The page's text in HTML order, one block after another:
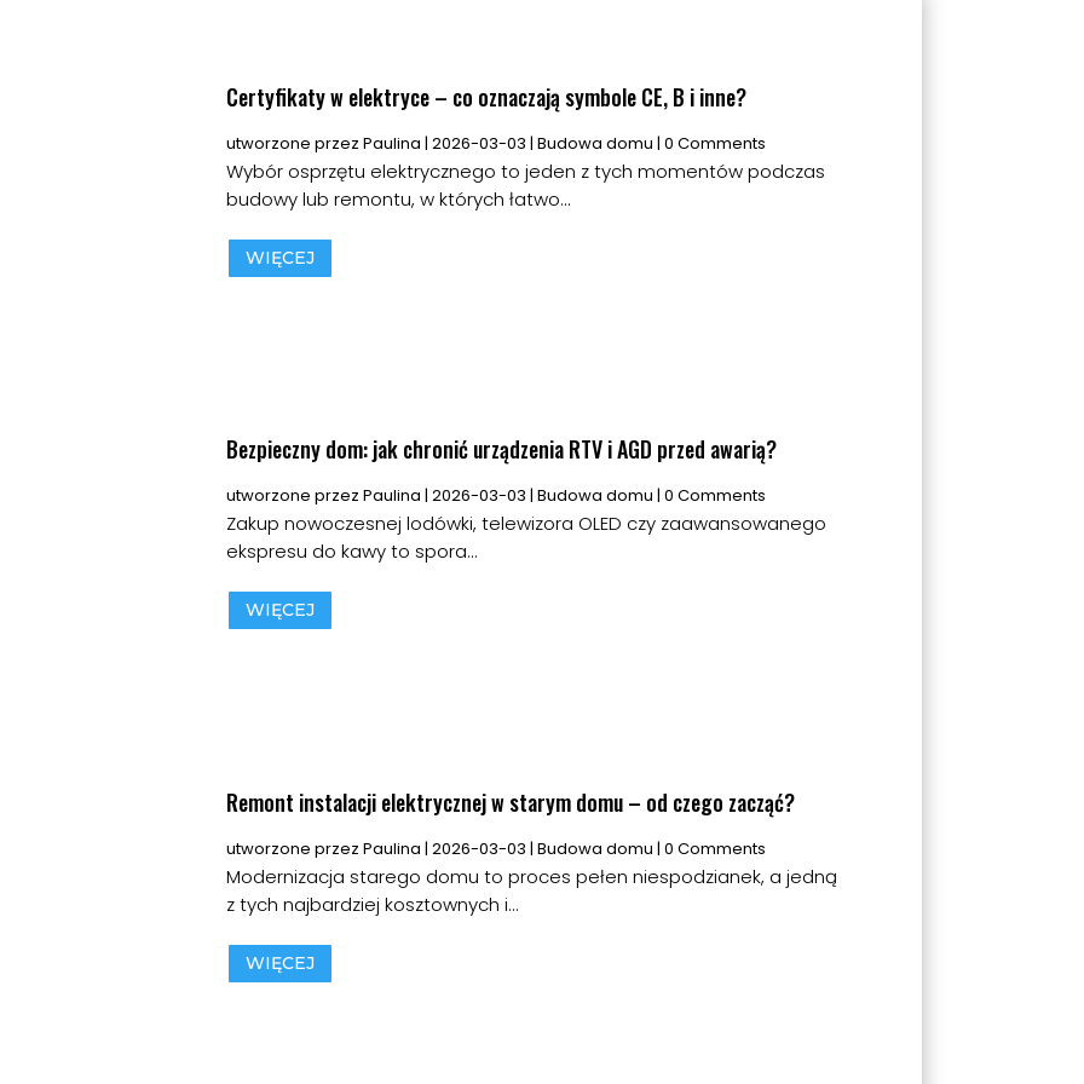
Certyfikaty w elektryce – co oznaczają symbole CE, B i inne?
utworzone przezPaulina |2026-03-03 |Budowa domu | 0 Comments
Wybór osprzętu elektrycznego to jeden z tych momentów podczas
budowy lub remontu, w których łatwo...
WIĘCEJ
Bezpieczny dom: jak chronić urządzenia RTV i AGD przed awarią?
utworzone przezPaulina |2026-03-03 |Budowa domu | 0 Comments
Zakup nowoczesnej lodówki, telewizora OLED czy zaawansowanego
ekspresu do kawy to spora...
WIĘCEJ
Remont instalacji elektrycznej w starym domu – od czego zacząć?
utworzone przezPaulina |2026-03-03 |Budowa domu | 0 Comments
Modernizacja starego domu to proces pełen niespodzianek, a jedną
z tych najbardziej kosztownych i...
WIĘCEJ